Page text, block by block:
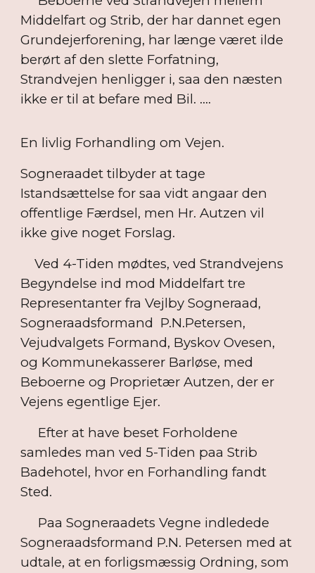
Middelfart og Strib, der har dannet egen
Grundejerforening, har længe været ilde
berørt af den slette Forfatning,
Strandvejen henligger i, saa den næsten
ikke er til at befare med Bil. ....
En livlig Forhandling om Vejen.
Sogneraadet tilbyder at tage
Istandsættelse for saa vidt angaar den
offentlige Færdsel, men Hr. Autzen vil
ikke give noget Forslag.
Ved 4-Tiden mødtes, ved Strandvejens
Begyndelse ind mod Middelfart tre
Representanter fra Vejlby Sogneraad,
Sogneraadsformand P.N.Petersen,
Vejudvalgets Formand, Byskov Ovesen,
og Kommunekasserer Barløse, med
Beboerne og Proprietær Autzen, der er
Vejens egentlige Ejer.
Efter at have beset Forholdene
samledes man ved 5-Tiden paa Strib
Badehotel, hvor en Forhandling fandt
Sted.
Paa Sogneraadets Vegne indledede
Sogneraadsformand P.N. Petersen med at
udtale, at en forligsmæssig Ordning, som